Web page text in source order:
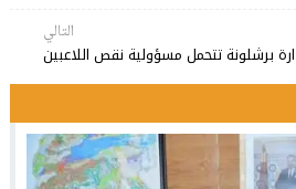
التالي
برشلونة تتحمل مسؤولية نقص اللاعبين